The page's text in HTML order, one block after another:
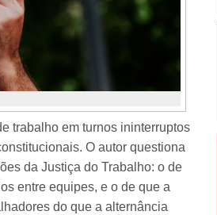
trabalho em turnos ininterruptos
O autor questiona
da Justiça do Trabalho: o de
entre equipes, e o de que a
do que a alternância